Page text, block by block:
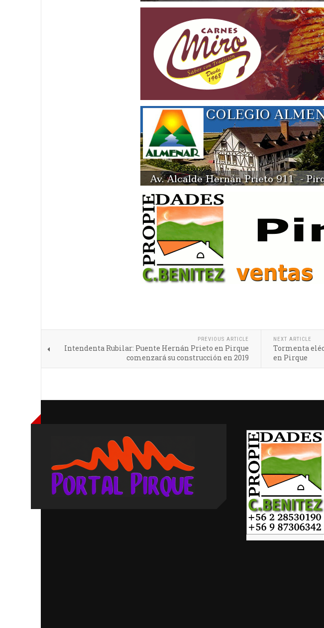
PREVIOUS ARTICLE
Intendenta Rubilar: Puente Hernán Prieto en Pirque
comenzará su construcción en 2019
NEXT ARTICLE
Tormenta
en Pirque